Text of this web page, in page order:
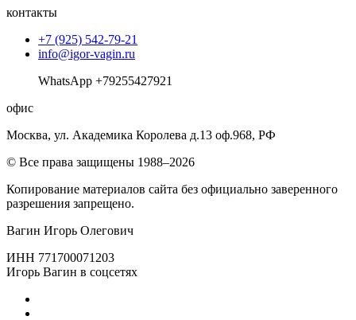
контакты
+7 (925) 542-79-21
info@igor-vagin.ru
WhatsApp +79255427921
офис
Москва, ул. Академика Королева д.13 оф.968, РФ
© Все права защищены 1988–2026
Копирование материалов сайта без официально заверенного
разрешения запрещено.
Вагин Игорь Олегович
ИНН 771700071203
Игорь Вагин в соцсетях